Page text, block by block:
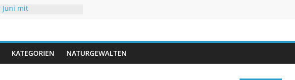
Juni mit
neuen Rekorden
trifft USA
– kaum
KATEGORIEN NATURGEWALTEN